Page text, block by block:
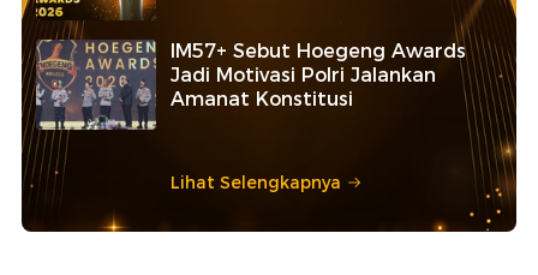
IM57+ Sebut Hoegeng Awards
Jadi Motivasi Polri Jalankan
Amanat Konstitusi
Lihat Selengkapnya